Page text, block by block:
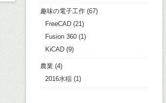
趣味の電子工作 (67)
FreeCAD (21)
Fusion 360 (1)
KiCAD (9)
農業 (4)
2016水稲 (1)